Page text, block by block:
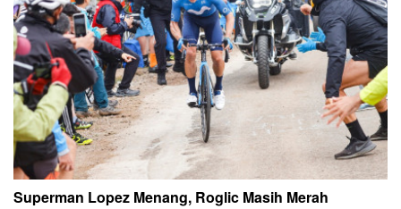
Superman Lopez Menang, Roglic Masih Merah